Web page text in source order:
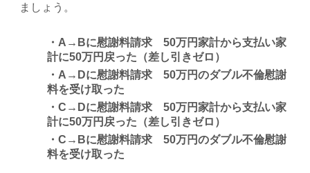
ましょう。
・A→Bに慰謝料請求 50万円家計から支払い家
計に50万円戻った（差し引きゼロ）
・A→Dに慰謝料請求 50万円のダブル不倫慰謝
料を受け取った
・C→Dに慰謝料請求 50万円家計から支払い家
計に50万円戻った（差し引きゼロ）
・C→Bに慰謝料請求 50万円のダブル不倫慰謝
料を受け取った